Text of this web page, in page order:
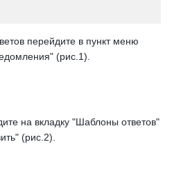
перейдите в пункт меню
(рис.1).
на вкладку "Шаблоны ответов"
(рис.2).